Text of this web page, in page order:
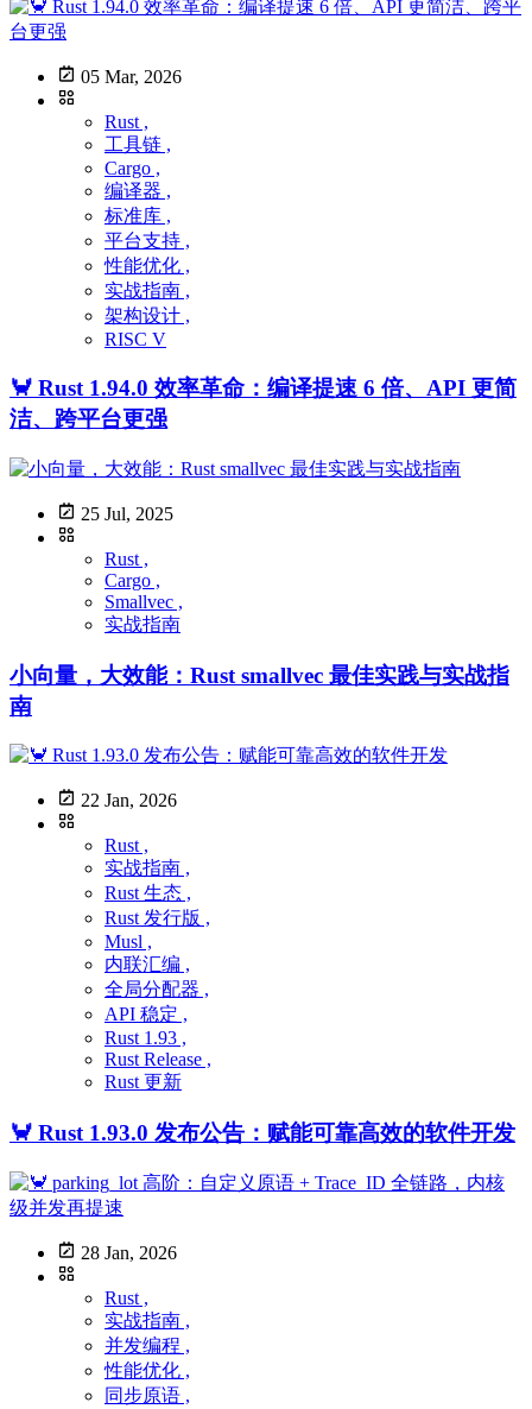
05 Mar, 2026
Rust ,
工具链 ,
Cargo ,
编译器 ,
标准库 ,
平台支持 ,
性能优化 ,
实战指南 ,
架构设计 ,
RISC V
🦀 Rust 1.94.0 效率革命：编译提速 6 倍、API 更简
洁、跨平台更强
25 Jul, 2025
Rust ,
Cargo ,
Smallvec ,
实战指南
小向量，大效能：Rust smallvec 最佳实践与实战指
南
22 Jan, 2026
Rust ,
实战指南 ,
Rust 生态 ,
Rust 发行版 ,
Musl ,
内联汇编 ,
全局分配器 ,
API 稳定 ,
Rust 1.93 ,
Rust Release ,
Rust 更新
🦀 Rust 1.93.0 发布公告：赋能可靠高效的软件开发
28 Jan, 2026
Rust ,
实战指南 ,
并发编程 ,
性能优化 ,
同步原语 ,